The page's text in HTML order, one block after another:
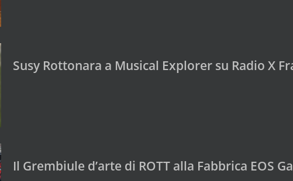
Susy Rottonara a Musical Explorer su Radio X
Il Grembiule d’arte di ROTT alla Fabbrica EOS